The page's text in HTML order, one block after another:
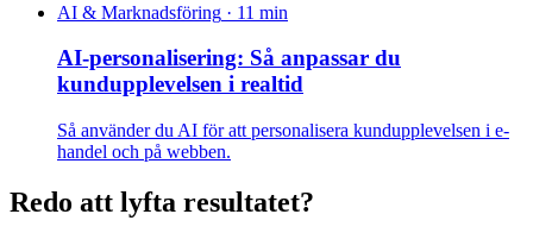
AI & Marknadsföring · 11 min
AI-personalisering: Så anpassar du
kundupplevelsen i realtid
Så använder du AI för att personalisera kundupplevelsen i e-
handel och på webben.
Redo att lyfta resultatet?